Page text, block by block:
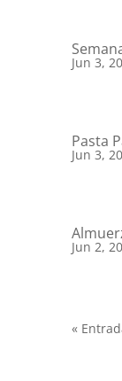
Jun 3,
Pasta
Jun 3,
Jun 2,
«